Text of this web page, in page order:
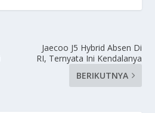
Jaecoo J5 Hybrid Absen Di
RI, Ternyata Ini Kendalanya
BERIKUTNYA